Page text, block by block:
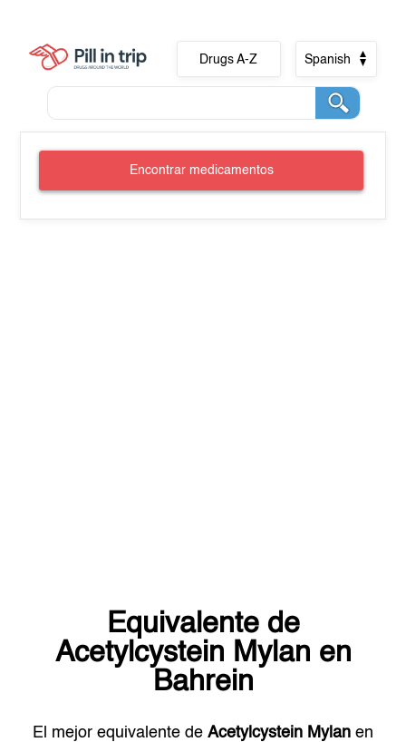
Drugs A-Z Spanish
Encontrar medicamentos
Equivalente de
Acetylcystein Mylan en
Bahrein
El mejor equivalente de Acetylcystein Mylan en